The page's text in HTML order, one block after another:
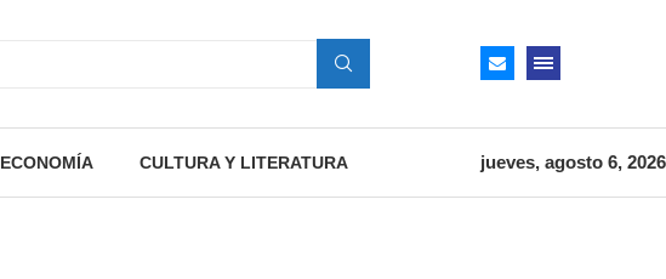
ECONOMÍA CULTURA Y LITERATURA jueves, agosto 6, 2026